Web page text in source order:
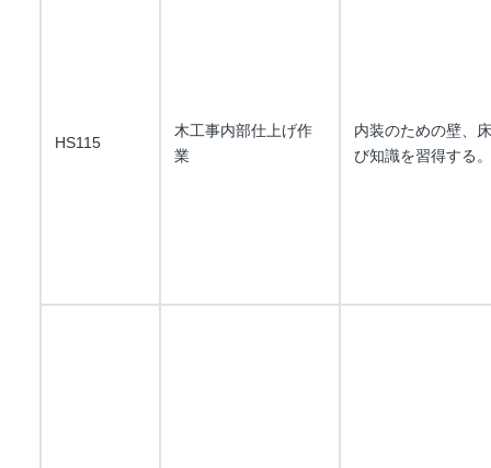
HS115
木工事内部仕上げ作
業
内装のための壁、
び知識を習得する。